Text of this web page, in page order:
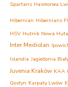
Spartans Hasmonea
Hibernian Hibernians
HSV Hutnik Nowa Huta
Inter Mediolan
Islandia Jagiellonia
Juvenia Kraków KAA
Gostyn Karpaty Lwów